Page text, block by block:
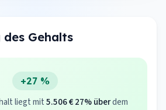
des Gehalts
+27 %
liegt mit5.506 €27% überdem